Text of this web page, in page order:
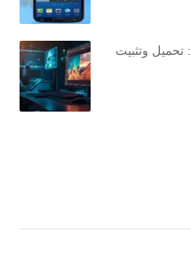
دليل أفضل برامج تعديل الصور 2026: تحميل وتثبيت